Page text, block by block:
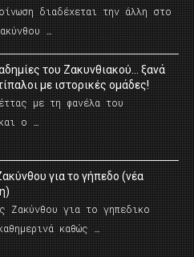
διαδέχεται την άλλη στο
…
του Ζακυνθιακού… ξανά
με ιστορικές ομάδες!
με τη φανέλα του
ο …
για το γήπεδο (νέα
Ζακύνθου για το γηπεδικο
καθώς …